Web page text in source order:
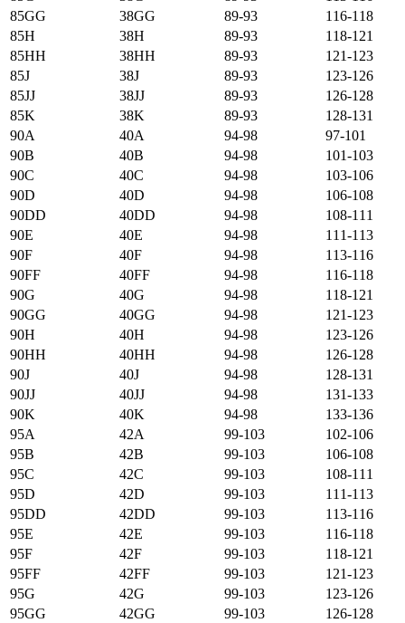
85GG
38GG 89-93
116-118
85H
38H 89-93
118-121
85HH
38HH 89-93
121-123
85J
38J 89-93
123-126
85JJ
38JJ 89-93
126-128
85K
38K 89-93
128-131
90А
40А 94-98
97-101
90B
40B 94-98
101-103
90C
40C 94-98
103-106
90D
40D 94-98
106-108
90DD
40DD 94-98
108-111
90E
40E 94-98
111-113
90F
40F 94-98
113-116
90FF
40FF 94-98
116-118
90G
40G 94-98
118-121
90GG
40GG 94-98
121-123
90H
40H 94-98
123-126
90HH
40HH 94-98
126-128
90J
40J 94-98
128-131
90JJ
40JJ 94-98
131-133
90K
40K 94-98
133-136
95А
42А 99-103
102-106
95B
42B 99-103
106-108
95C
42C 99-103
108-111
95D
42D 99-103
111-113
95DD
42DD 99-103
113-116
95E
42E 99-103
116-118
95F
42F 99-103
118-121
95FF
42FF 99-103
121-123
95G
42G 99-103
123-126
95GG
42GG 99-103
126-128